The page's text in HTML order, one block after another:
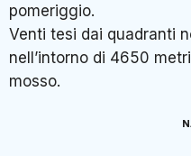
pomeriggio.
Venti tesi dai quadranti
nell’intorno di 4650
mosso.